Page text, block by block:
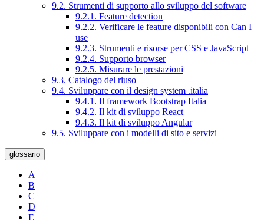
9.2. Strumenti di supporto allo sviluppo del software
9.2.1. Feature detection
9.2.2. Verificare le feature disponibili con Can I
use
9.2.3. Strumenti e risorse per CSS e JavaScript
9.2.4. Supporto browser
9.2.5. Misurare le prestazioni
9.3. Catalogo del riuso
9.4. Sviluppare con il design system .italia
9.4.1. Il framework Bootstrap Italia
9.4.2. Il kit di sviluppo React
9.4.3. Il kit di sviluppo Angular
9.5. Sviluppare con i modelli di sito e servizi
glossario
A
B
C
D
E